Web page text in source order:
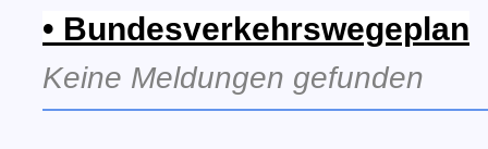
• Bundesverkehrswegeplan
Keine Meldungen gefunden